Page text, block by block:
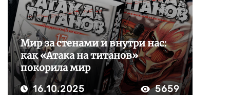
Мир за стенами и внутри нас:
как «Атака на титанов»
покорила мир
16.10.2025 5659